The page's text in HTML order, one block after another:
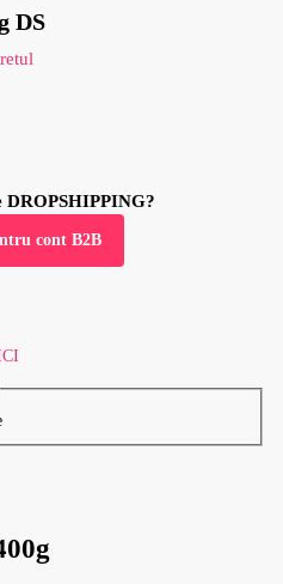
DS
DROPSHIPPING?
cont B2B